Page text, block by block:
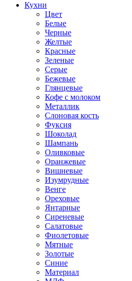
Кухни
Цвет
Белые
Черные
Желтые
Красные
Зеленые
Серые
Бежевые
Глянцевые
Кофе с молоком
Металлик
Слоновая кость
Фуксия
Шоколад
Шампань
Оливковые
Оранжевые
Вишневые
Изумрудные
Венге
Ореховые
Янтарные
Сиреневые
Салатовые
Фиолетовые
Мятные
Золотые
Синие
Материал